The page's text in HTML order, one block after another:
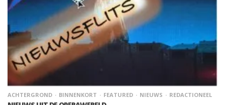
ACHTERGROND BINNENKORT FEATURED NIEUWS REDACTIONEEL